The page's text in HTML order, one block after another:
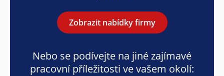
Zobrazit nabídky firmy
Nebo se podívejte na jiné zajímavé
pracovní příležitosti ve vašem okolí: